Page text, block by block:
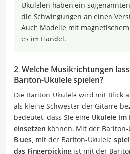
Ukulelen haben ein
die Schwingungen an einen
Auch Modelle mit
es im Handel.
2. Welche Musikrichtungen
Bariton-Ukulele spielen?
Die Bariton-Ukulele wird mit Blick
als kleine Schwester der Gitarre
bedeutet, dass Sie eine Ukulele im
einsetzen können. Mit der Bariton-
Blues, mit der Bariton-Ukulele
das Fingerpicking ist mit der